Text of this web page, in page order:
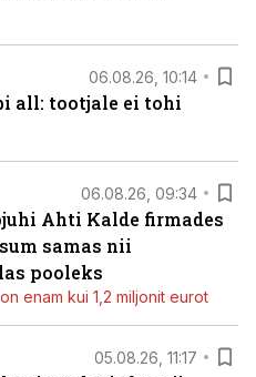
06.08.26, 10:14
all: tootjale ei tohi
06.08.26, 09:34
Ahti Kalde firmades
samas nii
pooleks
enam kui 1,2 miljonit eurot
05.08.26, 11:17